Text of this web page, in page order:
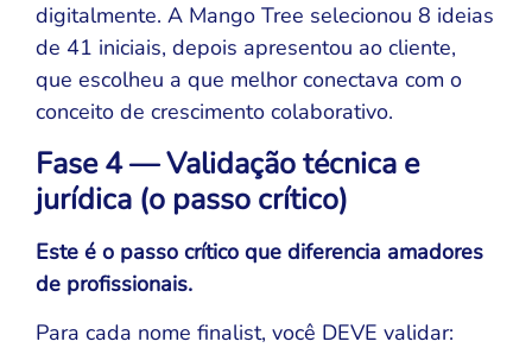
digitalmente. A Mango Tree selecionou 8 ideias
de 41 iniciais, depois apresentou ao cliente,
que escolheu a que melhor conectava com o
conceito de crescimento colaborativo.​
Fase 4 — Validação técnica e
jurídica (o passo crítico)
Este é o passo crítico que diferencia amadores
de profissionais.
Para cada nome finalist, você DEVE validar: